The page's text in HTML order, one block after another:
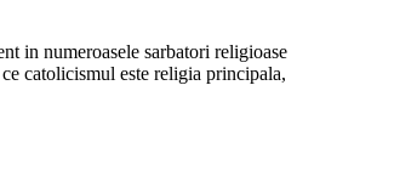
in numeroasele sarbatori religioase
catolicismul este religia principala,